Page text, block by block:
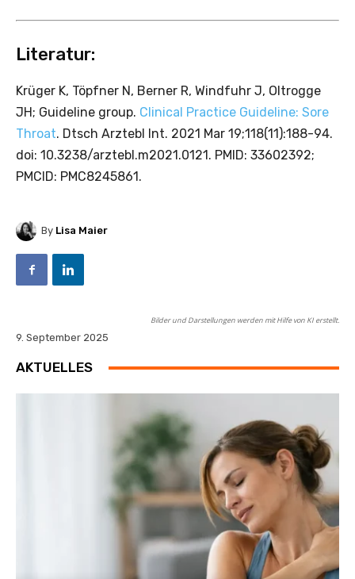
Literatur:
Krüger K, Töpfner N, Berner R, Windfuhr J, Oltrogge
JH; Guideline group. Clinical Practice Guideline: Sore
Throat. Dtsch Arztebl Int. 2021 Mar 19;118(11):188-94.
doi: 10.3238/arztebl.m2021.0121. PMID: 33602392;
PMCID: PMC8245861.
By Lisa Maier
Bilder und Darstellungen werden mit Hilfe von KI erstellt.
9. September 2025
AKTUELLES